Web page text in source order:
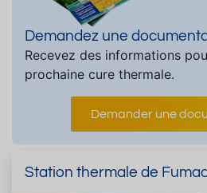
Demandez une
Recevez des informations
prochaine cure thermale.
Demander une
Station thermale de